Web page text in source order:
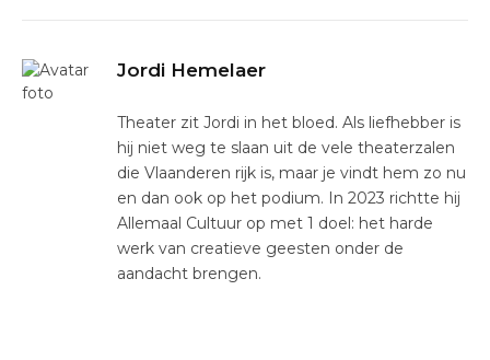
Jordi Hemelaer
Theater zit Jordi in het bloed. Als liefhebber is
hij niet weg te slaan uit de vele theaterzalen
die Vlaanderen rijk is, maar je vindt hem zo nu
en dan ook op het podium. In 2023 richtte hij
Allemaal Cultuur op met 1 doel: het harde
werk van creatieve geesten onder de
aandacht brengen.